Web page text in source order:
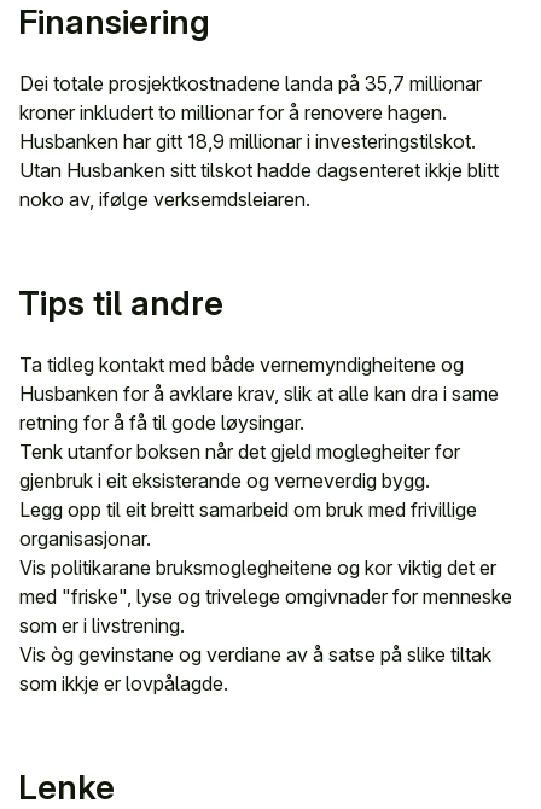
Finansiering
Dei totale prosjektkostnadene landa på 35,7 millionar
kroner inkludert to millionar for å renovere hagen.
Husbanken har gitt 18,9 millionar i investeringstilskot.
Utan Husbanken sitt tilskot hadde dagsenteret ikkje blitt
noko av, ifølge verksemdsleiaren.
Tips til andre
Ta tidleg kontakt med både vernemyndigheitene og
Husbanken for å avklare krav, slik at alle kan dra i same
retning for å få til gode løysingar.
Tenk utanfor boksen når det gjeld moglegheiter for
gjenbruk i eit eksisterande og verneverdig bygg.
Legg opp til eit breitt samarbeid om bruk med frivillige
organisasjonar.
Vis politikarane bruksmoglegheitene og kor viktig det er
med "friske", lyse og trivelege omgivnader for menneske
som er i livstrening.
Vis òg gevinstane og verdiane av å satse på slike tiltak
som ikkje er lovpålagde.
Lenke